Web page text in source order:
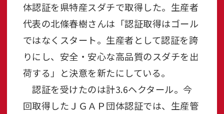
体認証を県特産スダチで取得した。生産者
代表の北條春樹さんは「認証取得はゴール
ではなくスタート。生産者として認証を誇
りにし、安全・安心な高品質のスダチを出
荷する」と決意を新たにしている。
認証を受けたのは計3.6ヘクタール。今
回取得したＪＧＡＰ団体認証では、生産管